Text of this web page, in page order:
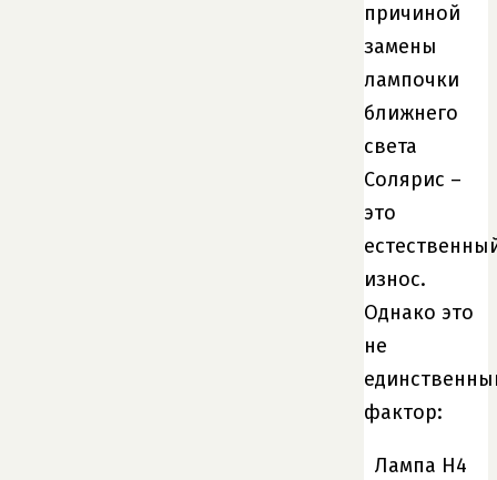
причиной
замены
лампочки
ближнего
света
Солярис –
это
износ.
Однако это
не
фактор:
Лампа H4